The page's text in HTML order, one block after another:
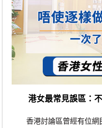
港女最常見誤區：
香港討論區曾經有位網